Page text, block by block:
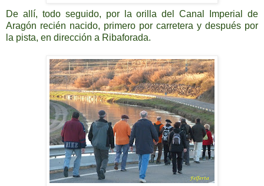
De allí, todo seguido, por la orilla del Canal Imperial de
Aragón recién nacido, primero por carretera y después por
la pista, en dirección a Ribaforada.